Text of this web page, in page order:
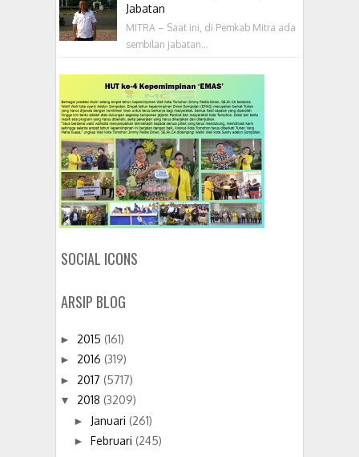
Jabatan
MITRA – Saat ini, di Pemkab Mitra ada
sembilan jabatan...
SOCIAL ICONS
ARSIP BLOG
► 2015 (161)
► 2016 (319)
► 2017 (5717)
▼ 2018 (3209)
► Januari (261)
► Februari (245)